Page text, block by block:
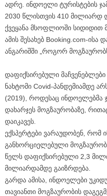
ადრე. ინდოელი ტურისტების
2030 წლისთვის 410
ქვეყანა მსოფლიოში სიდიდით
ამის შესახებ Booking.com-ისა
ანგარიშში „როგორ
დაფიქსირებული მაჩვენებლები
ნახტომი Covid-პანდემიამდე
(2019), როდესაც
დახარჯეს მოგზაურობაზე,
დაიკავეს.
ექსპერტები ვარაუდობენ, რომ
განხორციელებული
წელს დაფიქსირებული 2,3
მილიარდამდე გაიზრდება.
გარდა ამისა, ინდოელები
თავიანთი მოგზაურობის